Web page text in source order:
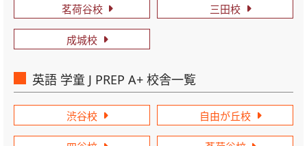
茗荷谷校 三田校
成城校
英語 学童 J PREP A+ 校舎一覧
渋谷校 自由が丘校